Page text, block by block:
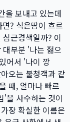
을 보내고 있는데
? 식은땀이 흐르
근경색일까? 이
부분 '나는 젊으
어서 '나이 깡
오는 불청객과 같
때, 얼마나 빠르
'을 사수하는 것이
장 확실한 이름은